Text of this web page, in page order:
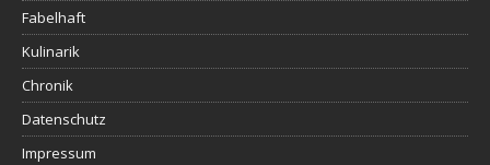
Fabelhaft
Kulinarik
Chronik
Datenschutz
Impressum